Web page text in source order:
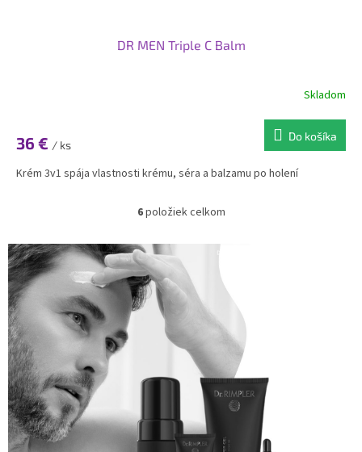
DR MEN Triple C Balm
Skladom
36 € / ks
Do košíka
Krém 3v1 spája vlastnosti krému, séra a balzamu po holení
O
á
a
p
v
y
v
6položiek celkom